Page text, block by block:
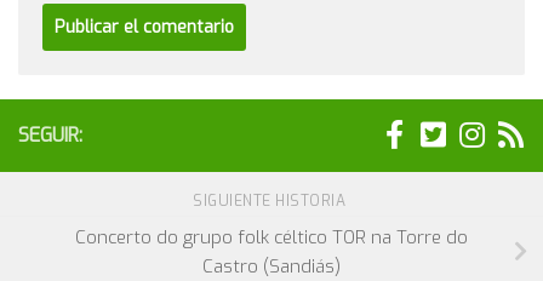
SEGUIR:
SIGUIENTE HISTORIA
Concerto do grupo folk céltico TOR na Torre do
Castro (Sandiás)